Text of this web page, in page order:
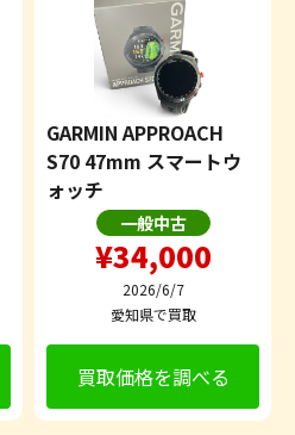
GARMIN APPROACH
S70 47mm スマートウ
ォッチ
一般中古
¥34,000
2026/6/7
愛知県で買取
買取価格を調べる